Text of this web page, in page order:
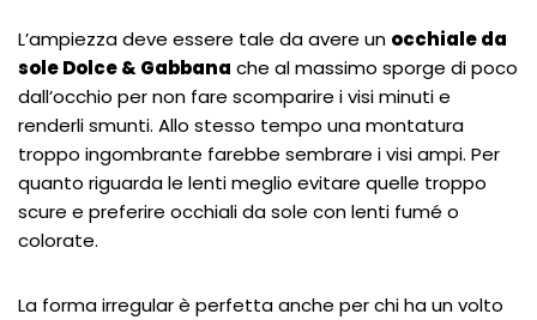
L’ampiezza deve essere tale da avere un occhiale da
sole Dolce & Gabbana che al massimo sporge di poco
dall’occhio per non fare scomparire i visi minuti e
renderli smunti. Allo stesso tempo una montatura
troppo ingombrante farebbe sembrare i visi ampi. Per
quanto riguarda le lenti meglio evitare quelle troppo
scure e preferire occhiali da sole con lenti fumé o
colorate.
La forma irregular è perfetta anche per chi ha un volto